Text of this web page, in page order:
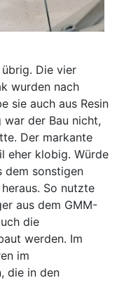
Die vier
wurden nach
sie auch aus Resin
der Bau nicht,
Der markante
eher klobig. Würde
dem sonstigen
So nutzte
aus dem GMM-
die
werden. Im
im
die in den